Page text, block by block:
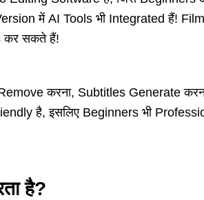
में AI Tools भी Integrated हैं!
कर सकते हैं!
करना, Subtitles Generate
है, इसलिए Beginners भी
है?